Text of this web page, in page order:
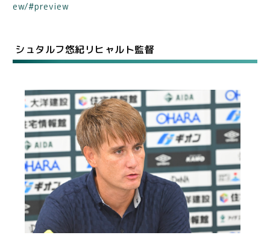
ew/#preview
シュタルフ悠紀リヒャルト監督